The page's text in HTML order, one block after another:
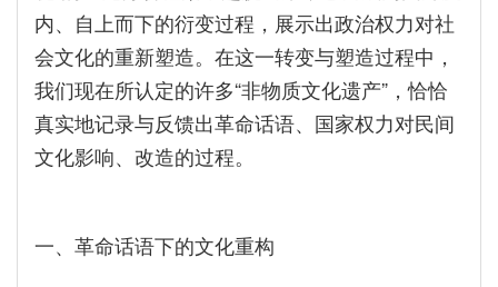
内、自上而下的衍变过程，展示出政治权力对社
会文化的重新塑造。在这一转变与塑造过程中，
我们现在所认定的许多“非物质文化遗产”，恰恰
真实地记录与反馈出革命话语、国家权力对民间
文化影响、改造的过程。
一、革命话语下的文化重构